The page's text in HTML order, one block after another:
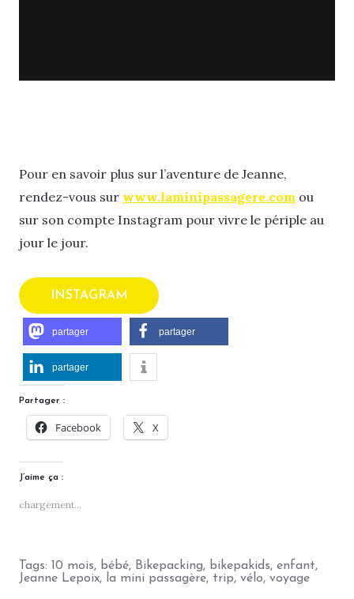
Pour en savoir plus sur l’aventure de Jeanne,
rendez-vous sur www.laminipassagere.com ou
sur son compte Instagram pour vivre le périple au
jour le jour.
INSTAGRAM
partager partager
partager
Partager :
Facebook X
J’aime ça :
chargement…
Tags: 10 mois, bébé, Bikepacking, bikepakids, enfant,
Jeanne Lepoix, la mini passagère, trip, vélo, voyage